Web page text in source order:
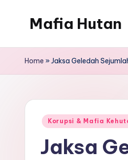
Mafia Hutan
Kejahatan
Hutan
Home »Jaksa Geledah
Posted
Korupsi & Mafia
Jaksa